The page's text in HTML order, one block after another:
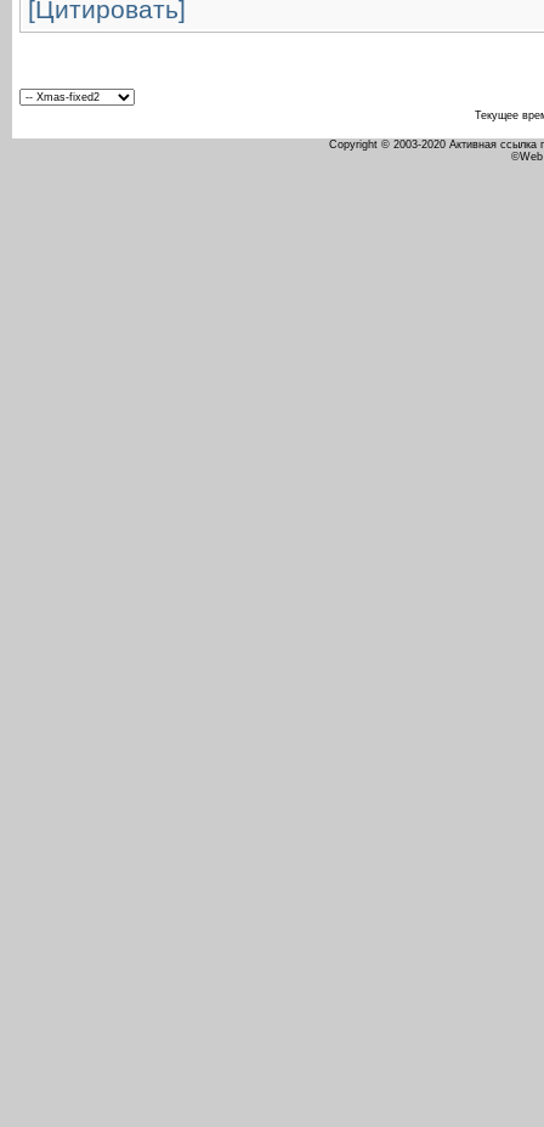
[Цитировать]
Текущее
Copyright © 2003-2020 Активная ссылка